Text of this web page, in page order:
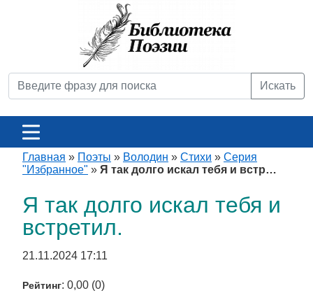
Искать
Главная » Поэты » Володин » Стихи » Серия
"Избранное" » Я так долго искал тебя и встр…
Я так долго искал тебя и
встретил.
21.11.2024 17:11
Рейтинг: 0,00 (0)